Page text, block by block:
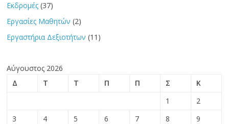
Εκδρομές (37)
Εργασίες Μαθητών (2)
Εργαστήρια Δεξιοτήτων (11)
Αύγουστος 2026
Δ
Τ Τ Π Π Σ
Κ
1
2
3
4 5 6 7 8
9